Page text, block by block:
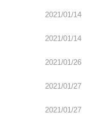
2021/01/14
2021/01/14
2021/01/26
2021/01/27
2021/01/27